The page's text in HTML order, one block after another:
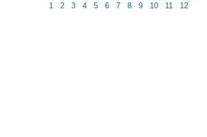
1
2 3 4 5 6 7 8 9 10 11 12